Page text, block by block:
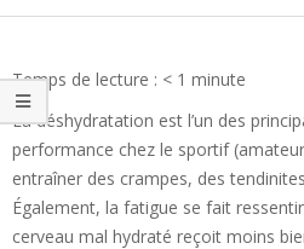
Temps de lecture : < 1 minute
La déshydratation est l’un des
performance chez le sportif
entraîner des crampes, des
Également, la fatigue se fait
cerveau mal hydraté reçoit moins